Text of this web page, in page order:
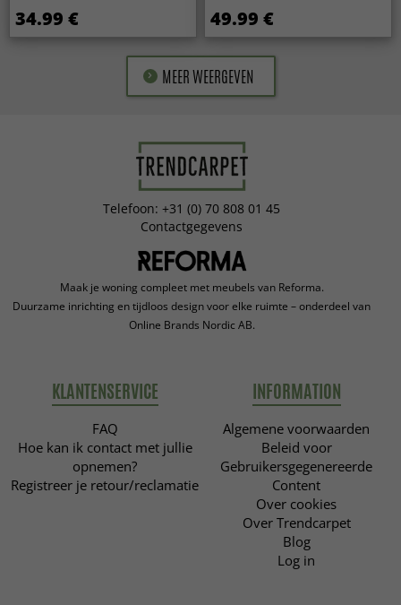
34.99 € 49.99 €
MEER WEERGEVEN
Telefoon: +31 (0) 70 808 01 45
Contactgegevens
Maak je woning compleet met meubels van Reforma.
Duurzame inrichting en tijdloos design voor elke ruimte – onderdeel van
Online Brands Nordic AB.
KLANTENSERVICE
FAQ
Hoe kan ik contact met jullie
opnemen?
Registreer je retour/reclamatie
INFORMATION
Algemene voorwaarden
Beleid voor
Gebruikersgegenereerde
Content
Over cookies
Over Trendcarpet
Blog
Log in